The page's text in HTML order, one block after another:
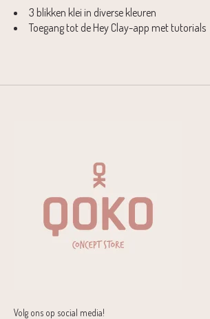
3 blikken klei in diverse kleuren
Toegang tot de Hey Clay-app met tutorials
Volg ons op social media!